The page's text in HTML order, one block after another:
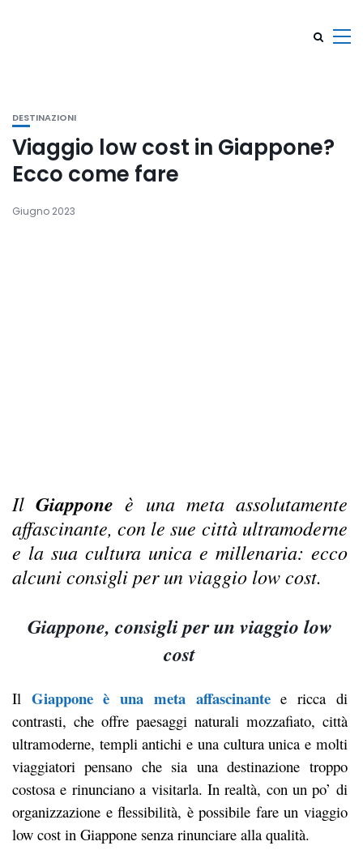
DESTINAZIONI
Viaggio low cost in Giappone?
Ecco come fare
Giugno 2023
IlGiappone è una meta assolutamente
affascinante, con le sue città ultramoderne
e la sua cultura unica e millenaria: ecco
alcuni consigli per un viaggio low cost.
Giappone, consigli per un viaggio low
cost
Il Giappone è una meta affascinantee ricca di
contrasti, che offre paesaggi naturali mozzafiato, città
ultramoderne, templi antichi e una cultura unica e molti
viaggiatori pensano che sia una destinazione troppo
costosa e rinunciano a visitarla. In realtà, con un po’ di
organizzazione e flessibilità, è possibile fare un viaggio
low cost in Giappone senza rinunciare alla qualità.